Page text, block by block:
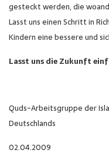
gesteckt werden, die
Lasst uns einen Schritt in
Kindern eine bessere und
Lasst uns die Zukunft
Quds-Arbeitsgruppe der
Deutschlands
02.04.2009